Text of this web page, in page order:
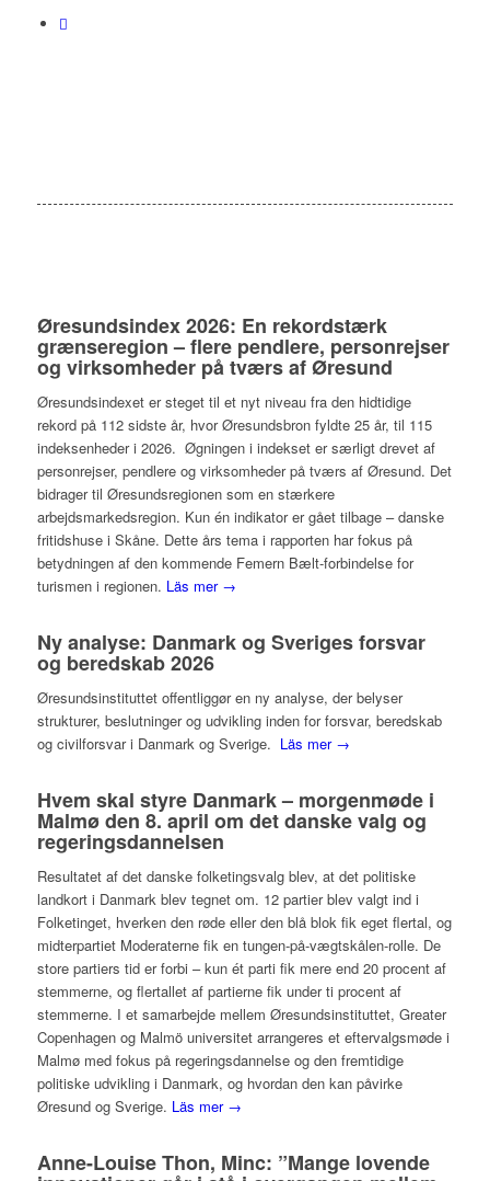
Øresundsindex 2026: En rekordstærk
grænseregion – flere pendlere, personrejser
og virksomheder på tværs af Øresund
Øresundsindexet er steget til et nyt niveau fra den hidtidige
rekord på 112 sidste år, hvor Øresundsbron fyldte 25 år, til 115
indeksenheder i 2026. Øgningen i indekset er særligt drevet af
personrejser, pendlere og virksomheder på tværs af Øresund. Det
bidrager til Øresundsregionen som en stærkere
arbejdsmarkedsregion. Kun én indikator er gået tilbage – danske
fritidshuse i Skåne. Dette års tema i rapporten har fokus på
betydningen af den kommende Femern Bælt-forbindelse for
turismen i regionen. Läs mer →
Ny analyse: Danmark og Sveriges forsvar
og beredskab 2026
Øresundsinstituttet offentliggør en ny analyse, der belyser
strukturer, beslutninger og udvikling inden for forsvar, beredskab
og civilforsvar i Danmark og Sverige. Läs mer →
Hvem skal styre Danmark – morgenmøde i
Malmø den 8. april om det danske valg og
regeringsdannelsen
Resultatet af det danske folketingsvalg blev, at det politiske
landkort i Danmark blev tegnet om. 12 partier blev valgt ind i
Folketinget, hverken den røde eller den blå blok fik eget flertal, og
midterpartiet Moderaterne fik en tungen-på-vægtskålen-rolle. De
store partiers tid er forbi – kun ét parti fik mere end 20 procent af
stemmerne, og flertallet af partierne fik under ti procent af
stemmerne. I et samarbejde mellem Øresundsinstituttet, Greater
Copenhagen og Malmö universitet arrangeres et eftervalgsmøde i
Malmø med fokus på regeringsdannelse og den fremtidige
politiske udvikling i Danmark, og hvordan den kan påvirke
Øresund og Sverige. Läs mer →
Anne-Louise Thon, Minc: ”Mange lovende